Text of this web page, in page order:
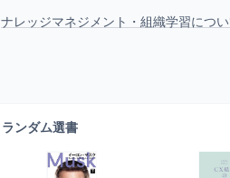
ナレッジマネジメント・組織学習につ
ランダム選書